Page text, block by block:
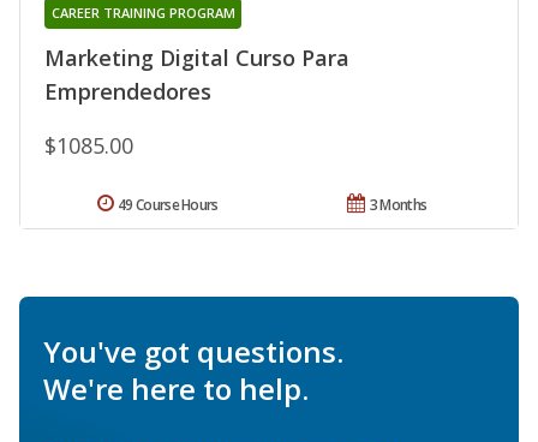
Marketing Digital Curso Para
Emprendedores
CAREER TRAINING PROGRAM
$1085.00
3 Months
49 Course Hours
You've got questions.
We're here to help.